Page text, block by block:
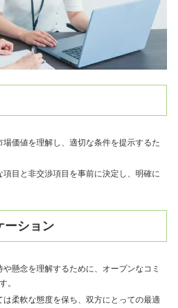
場価値を理解し、適切な条件を提示するた
項目と非交渉項目を事前に決定し、明確に
ーション
や懸念を理解するために、オープンなコミ
。
は柔軟な態度を保ち、双方にとっての最適